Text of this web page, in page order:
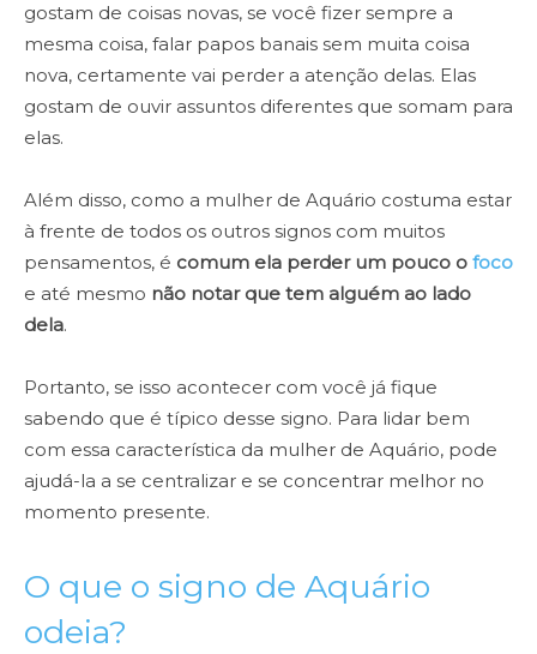
gostam de coisas novas, se você fizer sempre a
mesma coisa, falar papos banais sem muita coisa
nova, certamente vai perder a atenção delas. Elas
gostam de ouvir assuntos diferentes que somam para
elas.
Além disso, como a mulher de Aquário costuma estar
à frente de todos os outros signos com muitos
pensamentos, é comum ela perder um pouco o foco
e até mesmo não notar que tem alguém ao lado
dela.
Portanto, se isso acontecer com você já fique
sabendo que é típico desse signo. Para lidar bem
com essa característica da mulher de Aquário, pode
ajudá-la a se centralizar e se concentrar melhor no
momento presente.
O que o signo de Aquário
odeia?